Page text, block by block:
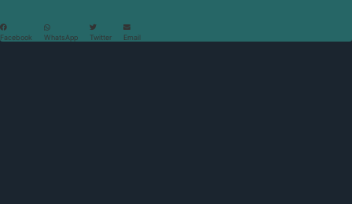
Facebook WhatsApp Twitter Email